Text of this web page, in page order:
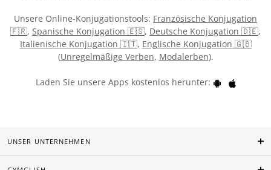
Unsere Online-Konjugationstools: Französische Konjugation
🇫🇷, Spanische Konjugation 🇪🇸, Deutsche Konjugation 🇩🇪,
Italienische Konjugation 🇮🇹, Englische Konjugation 🇬🇧
(Unregelmäßige Verben, Modalerben).
Laden Sie unsere Apps kostenlos herunter:
UNSER UNTERNEHMEN